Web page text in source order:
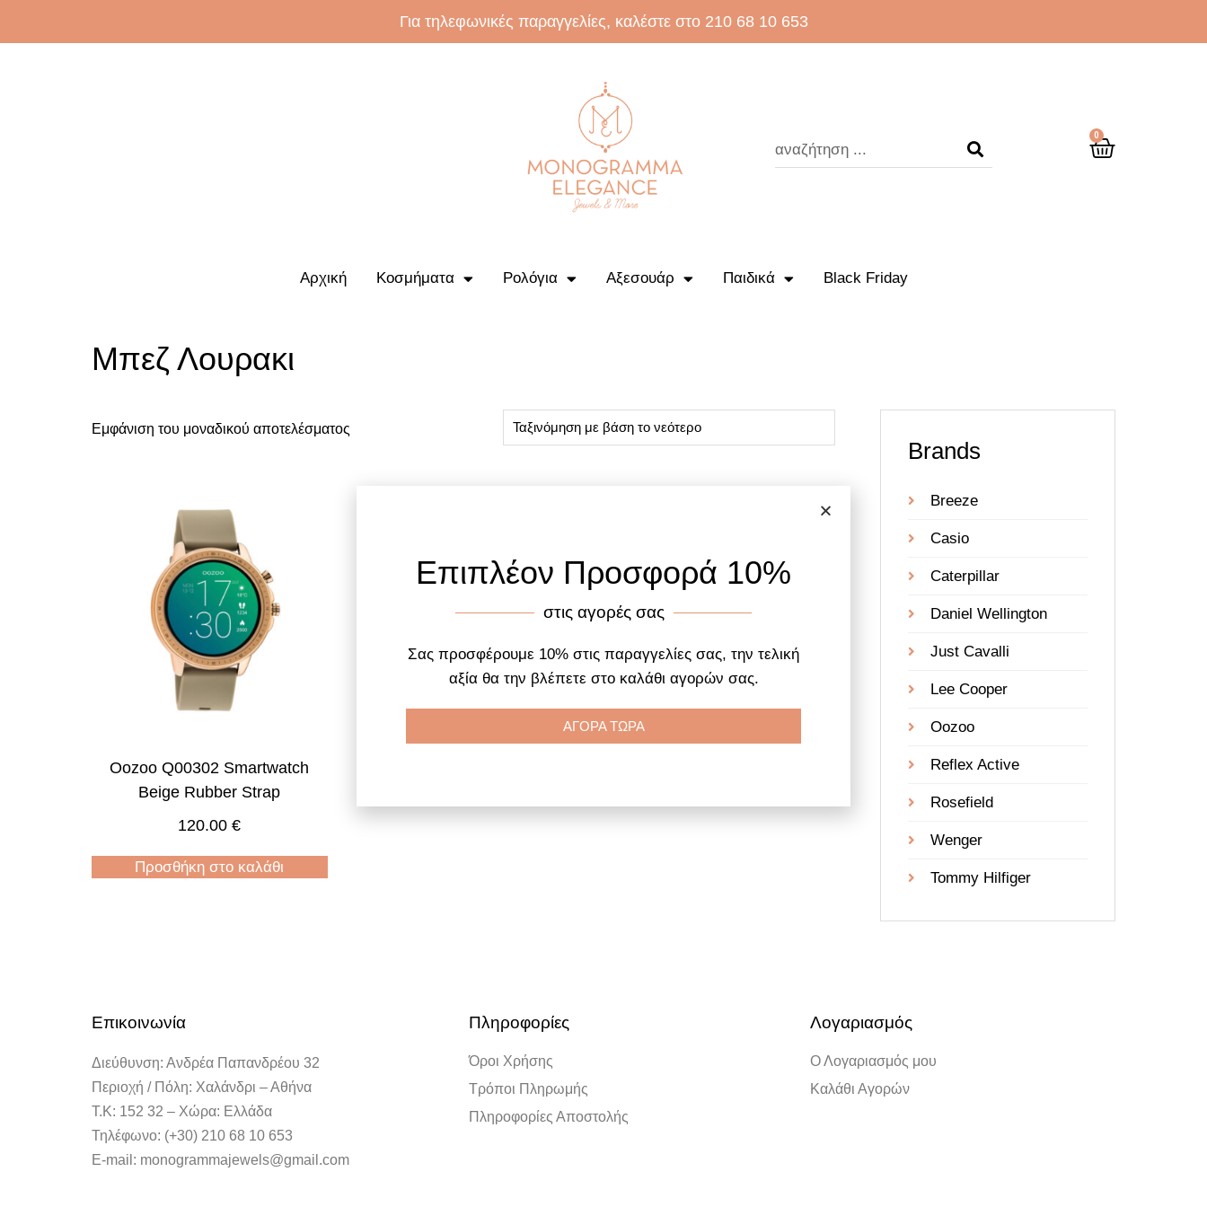
Για τηλεφωνικές παραγγελίες, καλέστε στο 210 68 10 653
0
Αρχική Κοσμήματα Ρολόγια Αξεσουάρ Παιδικά Black Friday
Μπεζ Λουρακι
Εμφάνιση του μοναδικού αποτελέσματος
Oozoo Q00302 Smartwatch
Beige Rubber Strap
120.00€
Προσθήκη στο καλάθι
Brands
Breeze
Casio
Caterpillar
Daniel Wellington
Just Cavalli
Lee Cooper
Oozoo
Reflex Active
Rosefield
Wenger
Tommy Hilfiger
Επικοινωνία
Διεύθυνση: Ανδρέα Παπανδρέου 32
Περιοχή / Πόλη: Χαλάνδρι – Αθήνα
Τ.Κ: 152 32 – Χώρα: Ελλάδα
Τηλέφωνο: (+30) 210 68 10 653
E-mail: monogrammajewels@gmail.com
Πληροφορίες
Όροι Χρήσης
Τρόποι Πληρωμής
Πληροφορίες Αποστολής
Λογαριασμός
Ο Λογαριασμός μου
Καλάθι Αγορών
Επιπλέον Προσφορά 10%
στις αγορές σας
Σας προσφέρουμε 10% στις παραγγελίες σας, την τελική
αξία θα την βλέπετε στο καλάθι αγορών σας.
ΑΓΟΡΑ ΤΩΡΑ